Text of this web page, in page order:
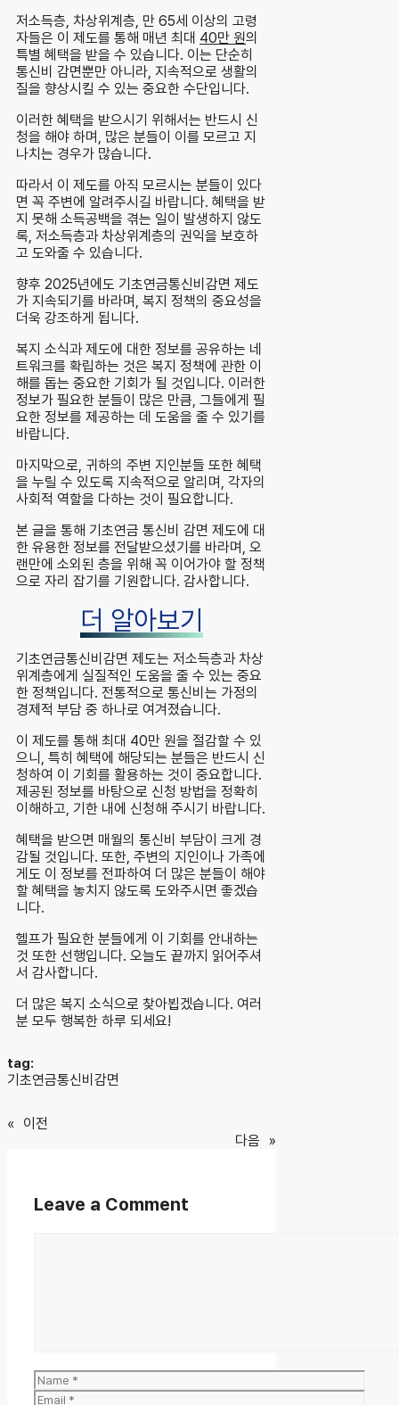
저소득층, 차상위계층, 만 65세 이상의 고령
자들은 이 제도를 통해 매년 최대 40만 원의
특별 혜택을 받을 수 있습니다. 이는 단순히
통신비 감면뿐만 아니라, 지속적으로 생활의
질을 향상시킬 수 있는 중요한 수단입니다.
이러한 혜택을 받으시기 위해서는 반드시 신
청을 해야 하며, 많은 분들이 이를 모르고 지
나치는 경우가 많습니다.
따라서 이 제도를 아직 모르시는 분들이 있다
면 꼭 주변에 알려주시길 바랍니다. 혜택을 받
지 못해 소득공백을 겪는 일이 발생하지 않도
록, 저소득층과 차상위계층의 권익을 보호하
고 도와줄 수 있습니다.
향후 2025년에도 기초연금통신비감면 제도
가 지속되기를 바라며, 복지 정책의 중요성을
더욱 강조하게 됩니다.
복지 소식과 제도에 대한 정보를 공유하는 네
트워크를 확립하는 것은 복지 정책에 관한 이
해를 돕는 중요한 기회가 될 것입니다. 이러한
정보가 필요한 분들이 많은 만큼, 그들에게 필
요한 정보를 제공하는 데 도움을 줄 수 있기를
바랍니다.
마지막으로, 귀하의 주변 지인분들 또한 혜택
을 누릴 수 있도록 지속적으로 알리며, 각자의
사회적 역할을 다하는 것이 필요합니다.
본 글을 통해 기초연금 통신비 감면 제도에 대
한 유용한 정보를 전달받으셨기를 바라며, 오
랜만에 소외된 층을 위해 꼭 이어가야 할 정책
으로 자리 잡기를 기원합니다. 감사합니다.
더 알아보기
기초연금통신비감면 제도는 저소득층과 차상
위계층에게 실질적인 도움을 줄 수 있는 중요
한 정책입니다. 전통적으로 통신비는 가정의
경제적 부담 중 하나로 여겨졌습니다.
이 제도를 통해 최대 40만 원을 절감할 수 있
으니, 특히 혜택에 해당되는 분들은 반드시 신
청하여 이 기회를 활용하는 것이 중요합니다.
제공된 정보를 바탕으로 신청 방법을 정확히
이해하고, 기한 내에 신청해 주시기 바랍니다.
혜택을 받으면 매월의 통신비 부담이 크게 경
감될 것입니다. 또한, 주변의 지인이나 가족에
게도 이 정보를 전파하여 더 많은 분들이 해야
할 혜택을 놓치지 않도록 도와주시면 좋겠습
니다.
헬프가 필요한 분들에게 이 기회를 안내하는
것 또한 선행입니다. 오늘도 끝까지 읽어주셔
서 감사합니다.
더 많은 복지 소식으로 찾아뵙겠습니다. 여러
분 모두 행복한 하루 되세요!
tag:
기초연금통신비감면
« 이전
다음 »
Leave a Comment
Name
Email